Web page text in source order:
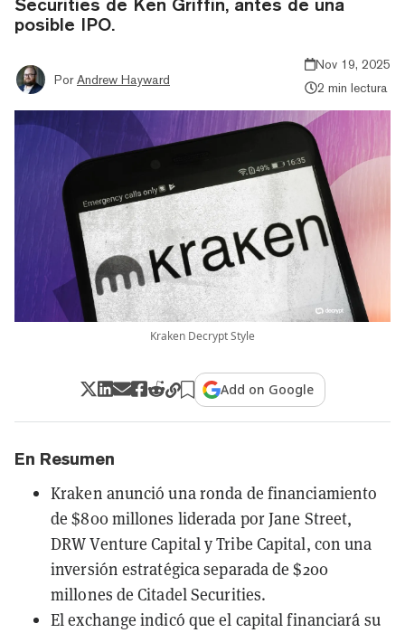
posible IPO.
Por Andrew Hayward
Nov 19, 2025
2 min lectura
Kraken Decrypt Style
Add on Google
En Resumen
Kraken anunció una ronda de financiamiento
de $800 millones liderada por Jane Street,
DRW Venture Capital y Tribe Capital, con una
inversión estratégica separada de $200
millones de Citadel Securities.
El exchange indicó que el capital financiará su